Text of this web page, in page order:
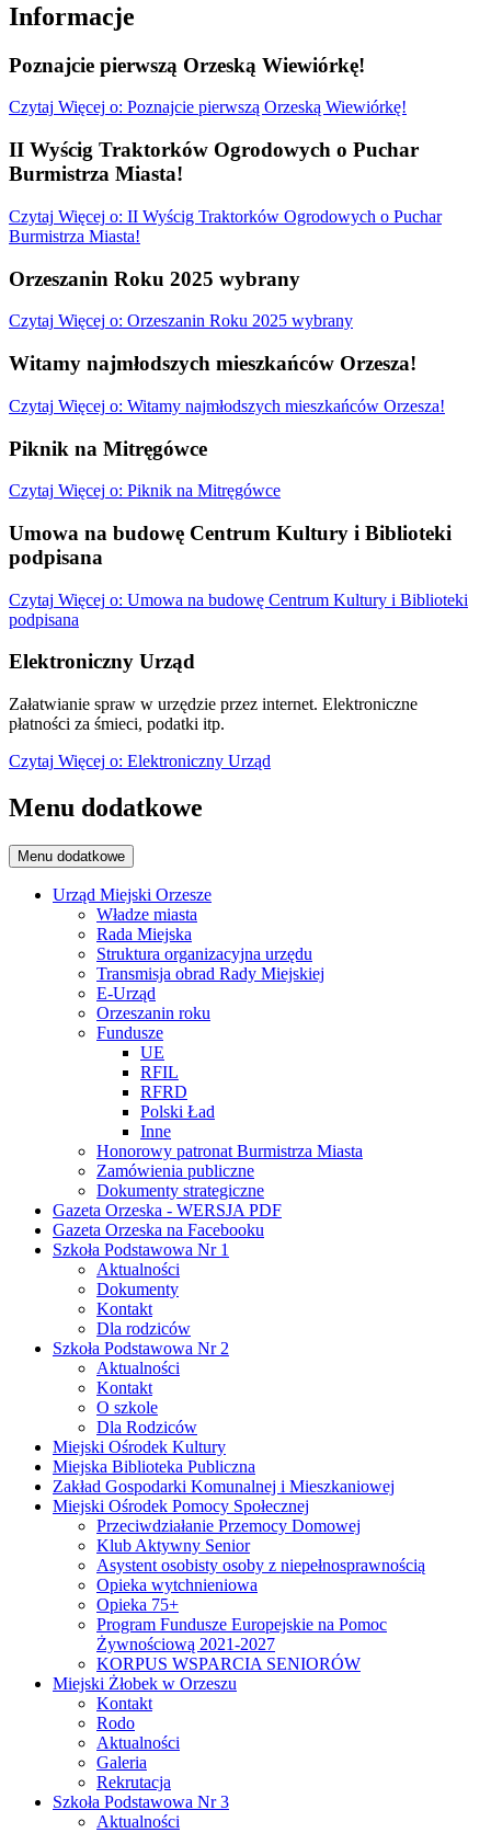
Informacje
Poznajcie pierwszą Orzeską Wiewiórkę!
Czytaj Więcej o: Poznajcie pierwszą Orzeską Wiewiórkę!
II Wyścig Traktorków Ogrodowych o Puchar
Burmistrza Miasta!
Czytaj Więcej o: II Wyścig Traktorków Ogrodowych o Puchar
Burmistrza Miasta!
Orzeszanin Roku 2025 wybrany
Czytaj Więcej o: Orzeszanin Roku 2025 wybrany
Witamy najmłodszych mieszkańców Orzesza!
Czytaj Więcej o: Witamy najmłodszych mieszkańców Orzesza!
Piknik na Mitręgówce
Czytaj Więcej o: Piknik na Mitręgówce
Umowa na budowę Centrum Kultury i Biblioteki
podpisana
Czytaj Więcej o: Umowa na budowę Centrum Kultury i Biblioteki
podpisana
Elektroniczny Urząd
Załatwianie spraw w urzędzie przez internet. Elektroniczne
płatności za śmieci, podatki itp.
Czytaj Więcej o: Elektroniczny Urząd
Menu dodatkowe
Menu dodatkowe
Urząd Miejski Orzesze
Władze miasta
Rada Miejska
Struktura organizacyjna urzędu
Transmisja obrad Rady Miejskiej
E-Urząd
Orzeszanin roku
Fundusze
UE
RFIL
RFRD
Polski Ład
Inne
Honorowy patronat Burmistrza Miasta
Zamówienia publiczne
Dokumenty strategiczne
Gazeta Orzeska - WERSJA PDF
Gazeta Orzeska na Facebooku
Szkoła Podstawowa Nr 1
Aktualności
Dokumenty
Kontakt
Dla rodziców
Szkoła Podstawowa Nr 2
Aktualności
Kontakt
O szkole
Dla Rodziców
Miejski Ośrodek Kultury
Miejska Biblioteka Publiczna
Zakład Gospodarki Komunalnej i Mieszkaniowej
Miejski Ośrodek Pomocy Społecznej
Przeciwdziałanie Przemocy Domowej
Klub Aktywny Senior
Asystent osobisty osoby z niepełnosprawnością
Opieka wytchnieniowa
Opieka 75+
Program Fundusze Europejskie na Pomoc
Żywnościową 2021-2027
KORPUS WSPARCIA SENIORÓW
Miejski Żłobek w Orzeszu
Kontakt
Rodo
Aktualności
Galeria
Rekrutacja
Szkoła Podstawowa Nr 3
Aktualności